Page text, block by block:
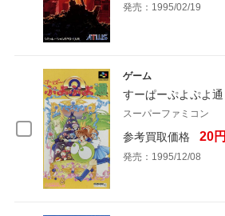
発売：1995/02/19
ゲーム
すーぱーぷよぷよ通
スーパーファミコン
参考買取価格 20円
発売：1995/12/08